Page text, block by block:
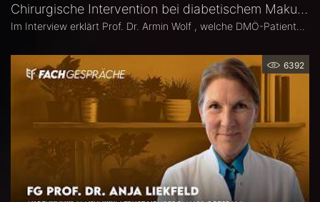
Chirurgische Intervention bei diabetischem Makulaödem – Prof. Dr. Armin Wolf
6392